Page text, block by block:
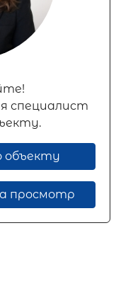
я специалист
объекту
просмотр